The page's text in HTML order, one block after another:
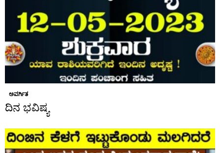
ಅವರ್ಗಿತ
ದಿನ ಭವಿಷ್ಯ